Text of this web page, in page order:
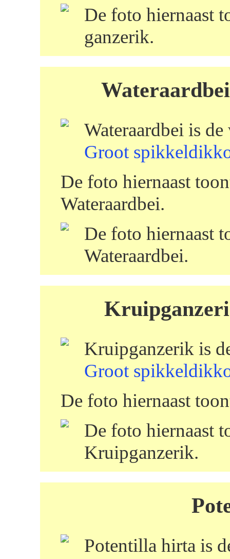
De foto hiernaast
ganzerik.
Wateraardbei is
Groot
De foto hiernaast
Wateraardbei.
De foto hiernaast
Wateraardbei.
Kruipganzerik is
Groot
De foto hiernaast
De foto hiernaast
Kruipganzerik.
Potentilla hirta is